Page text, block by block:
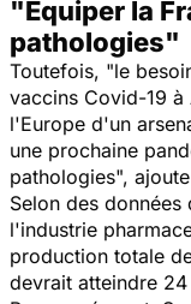
"Equiper la
pathologies"
Toutefois, "le
vaccins Covid-19 à
l'Europe d'un
une prochaine
pathologies",
Selon des
l'industrie
production totale
devrait atteindre